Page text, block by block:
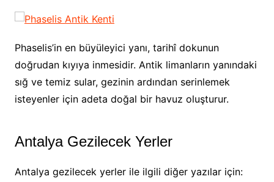
Phaselis’in en büyüleyici yanı, tarihî dokunun
doğrudan kıyıya inmesidir. Antik limanların yanındaki
sığ ve temiz sular, gezinin ardından serinlemek
isteyenler için adeta doğal bir havuz oluşturur.
Antalya Gezilecek Yerler
Antalya gezilecek yerler ile ilgili diğer yazılar için: